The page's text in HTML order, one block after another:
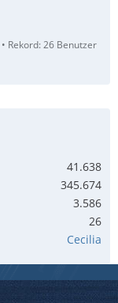
Rekord: 26 Benutzer
41.638
345.674
3.586
26
Cecilia